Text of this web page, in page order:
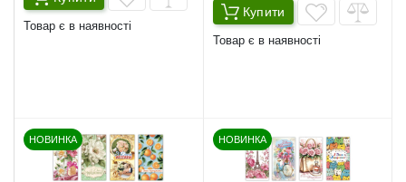
Товар є в наявності
Купити
Товар є в наявності
НОВИНКА НОВИНКА